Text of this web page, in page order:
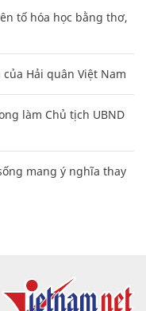
tố hóa học bằng thơ,
Hải quân Việt Nam
làm Chủ tịch UBND
mang ý nghĩa thay